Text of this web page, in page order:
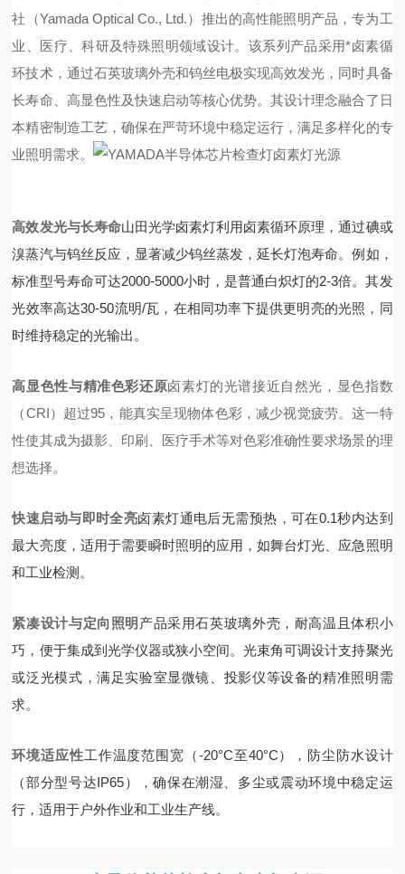
社（Yamada Optical Co., Ltd.）推出的高性能照明产品，专为工
业、医疗、科研及特殊照明领域设计。该系列产品采用*卤素循
环技术，通过石英玻璃外壳和钨丝电极实现高效发光，同时具备
长寿命、高显色性及快速启动等核心优势。其设计理念融合了日
本精密制造工艺，确保在严苛环境中稳定运行，满足多样化的专
业照明需求。
高效发光与长寿命山田光学卤素灯利用卤素循环原理，通过碘或
溴蒸汽与钨丝反应，显著减少钨丝蒸发，延长灯泡寿命。例如，
标准型号寿命可达2000-5000小时，是普通白炽灯的2-3倍。其发
光效率高达30-50流明/瓦，在相同功率下提供更明亮的光照，同
时维持稳定的光输出。
高显色性与精准色彩还原卤素灯的光谱接近自然光，显色指数
（CRI）超过95，能真实呈现物体色彩，减少视觉疲劳。这一特
性使其成为摄影、印刷、医疗手术等对色彩准确性要求场景的理
想选择。
快速启动与即时全亮卤素灯通电后无需预热，可在0.1秒内达到
最大亮度，适用于需要瞬时照明的应用，如舞台灯光、应急照明
和工业检测。
紧凑设计与定向照明 产品采用石英玻璃外壳，耐高温且体积小
巧，便于集成到光学仪器或狭小空间。光束角可调设计支持聚光
或泛光模式，满足实验室显微镜、投影仪等设备的精准照明需
求。
环境适应性工作温度范围宽（-20°C至40°C），防尘防水设计
（部分型号达IP65），确保在潮湿、多尘或震动环境中稳定运
行，适用于户外作业和工业生产线。